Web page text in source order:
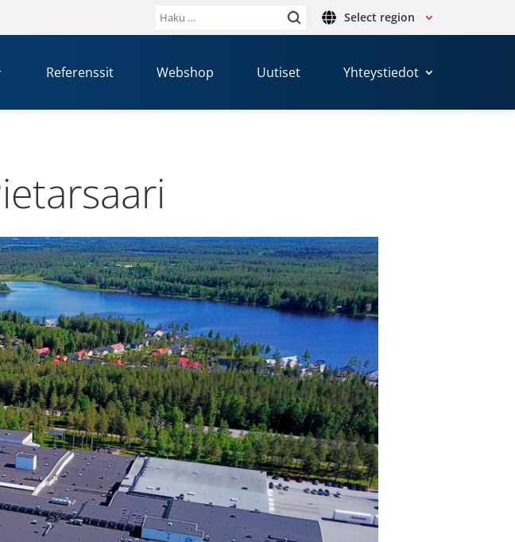
Haku: Select region
Referenssit Webshop Uutiset Yhteystiedot